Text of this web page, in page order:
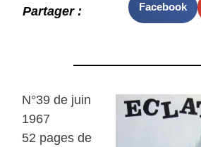
Partager : Facebook
N°39 de juin
1967
52 pages de